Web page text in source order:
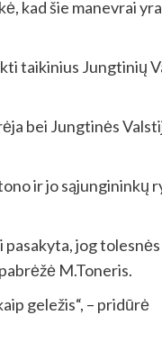
kad šie manevrai yra
taikinius Jungtinių
bei Jungtinės
ir jo sąjungininkų
pasakyta, jog tolesnės
M.Toneris.
geležis“, – pridūrė